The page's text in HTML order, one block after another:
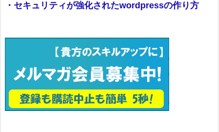
・セキュリティが強化されたwordpressの作り方